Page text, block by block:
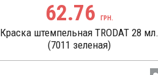
62.76 ГРН.
Краска штемпельная TRODAT 28 мл.
(7011 зеленая)